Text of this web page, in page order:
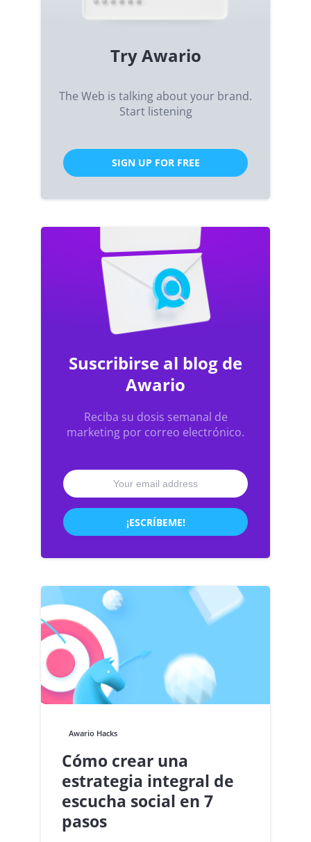
Try Awario
The Web is talking about your brand.
Start listening
SIGN UP FOR FREE
Suscribirse al blog de
Awario
Reciba su dosis semanal de
marketing por correo electrónico.
¡ESCRÍBEME!
Awario Hacks
Cómo crear una
estrategia integral de
escucha social en 7
pasos